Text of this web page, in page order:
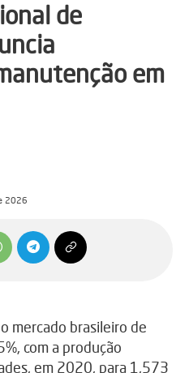
de
em
2026
mercado brasileiro de
com a produção
em 2020, para 1,573